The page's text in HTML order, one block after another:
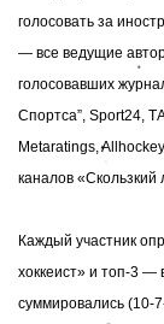
голосовать за
— все ведущие
голосовавших
Cпортса”, Sport24,
Metaratings,
каналов «Скользкий
Каждый участник
хоккеист» и топ-3 —
суммировались (10-